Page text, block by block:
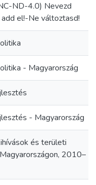
ND-4.0) Nevezd
el!-Ne változtasd!
- Magyarország
- Magyarország
és területi
2010–